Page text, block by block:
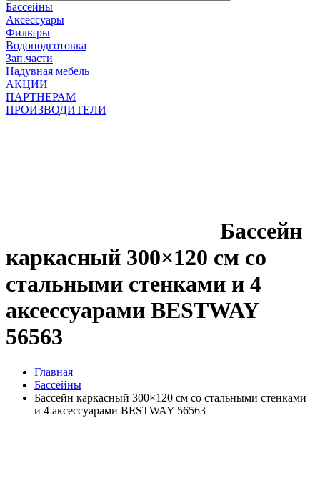
Бассейны
Аксессуары
Фильтры
Водоподготовка
Зап.части
Надувная мебель
АКЦИИ
ПАРТНЕРАМ
ПРОИЗВОДИТЕЛИ
Бассейн
каркасный 300×120 см со
стальными стенками и 4
аксессуарами BESTWAY
56563
Главная
Бассейны
Бассейн каркасный 300×120 см со стальными стенками
и 4 аксессуарами BESTWAY 56563